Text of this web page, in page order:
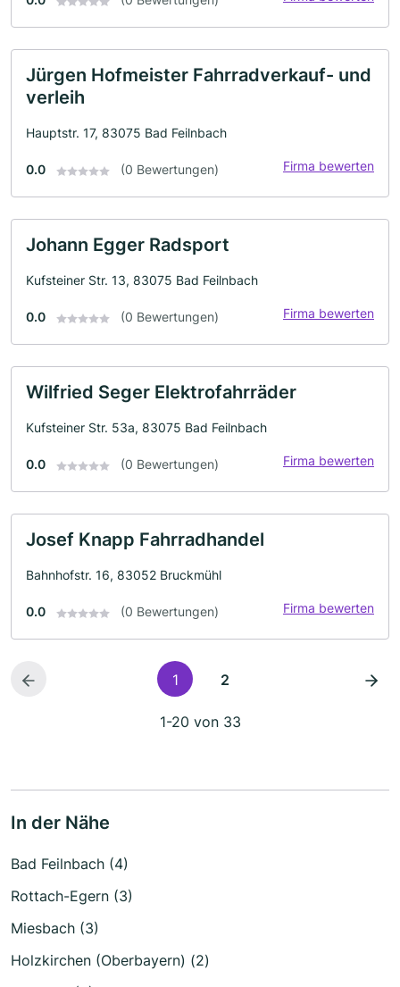
Jürgen Hofmeister Fahrradverkauf- und
verleih
Hauptstr. 17, 83075 Bad Feilnbach
0.0 (0 Bewertungen) Firma bewerten
Johann Egger Radsport
Kufsteiner Str. 13, 83075 Bad Feilnbach
0.0 (0 Bewertungen) Firma bewerten
Wilfried Seger Elektrofahrräder
Kufsteiner Str. 53a, 83075 Bad Feilnbach
0.0 (0 Bewertungen) Firma bewerten
Josef Knapp Fahrradhandel
Bahnhofstr. 16, 83052 Bruckmühl
0.0 (0 Bewertungen) Firma bewerten
1 2
1-20 von 33
In der Nähe
Bad Feilnbach (4)
Rottach-Egern (3)
Miesbach (3)
Holzkirchen (Oberbayern) (2)